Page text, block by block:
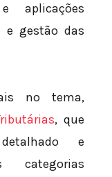
aplicações
e gestão das
no tema,
, que
e
categorias